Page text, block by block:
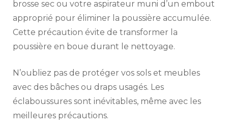
brosse sec ou votre aspirateur muni d’un embout
approprié pour éliminer la poussière accumulée.
Cette précaution évite de transformer la
poussière en boue durant le nettoyage.
N’oubliez pas de protéger vos sols et meubles
avec des bâches ou draps usagés. Les
éclaboussures sont inévitables, même avec les
meilleures précautions.